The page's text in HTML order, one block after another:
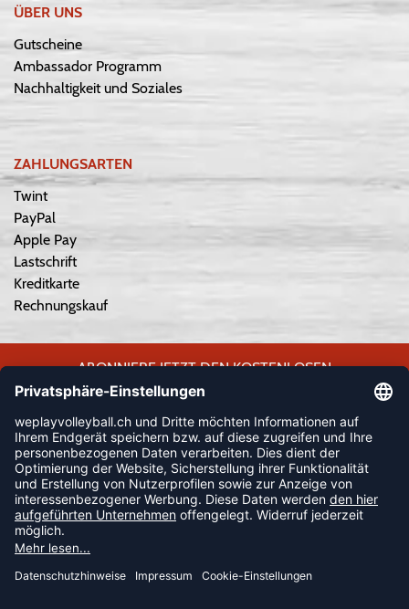
ÜBER UNS
Gutscheine
Ambassador Programm
Nachhaltigkeit und Soziales
ZAHLUNGSARTEN
Twint
PayPal
Apple Pay
Lastschrift
Kreditkarte
Rechnungskauf
ABONNIERE JETZT DEN KOSTENLOSEN
WEPLAYVOLLEYBALL-NEWSLETTER UND VERPASSE KEINE
JETZT ANMELDEN
FOLLOW US